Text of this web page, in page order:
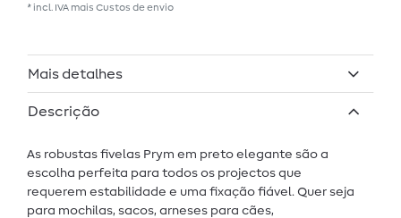
* incl. IVA mais Custos de envio
Mais detalhes
Descrição
As robustas fivelas Prym em preto elegante são a
escolha perfeita para todos os projectos que
requerem estabilidade e uma fixação fiável. Quer seja
para mochilas, sacos, arneses para cães,